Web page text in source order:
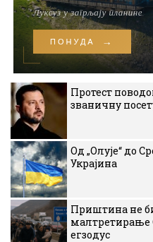
Протест
званичну
Од „Олује“ до
Украјина
Приштина не
малтретирање
егзодус